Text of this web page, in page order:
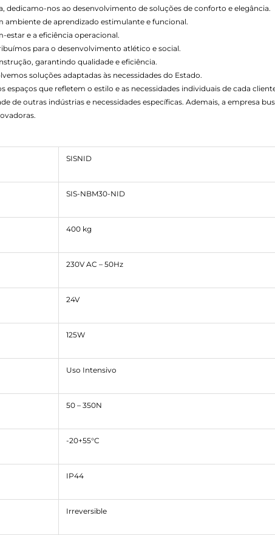
dedicamo-nos ao desenvolvimento de soluções de conforto e elegância.
ambiente de aprendizado estimulante e funcional.
estar e a eficiência operacional.
para o desenvolvimento atlético e social.
garantindo qualidade e eficiência.
soluções adaptadas às necessidades do Estado.
que refletem o estilo e as necessidades individuais de cada
de outras indústrias e necessidades específicas. Ademais, a empresa
SISNID
SIS-NBM30-NID
400 kg
230V AC – 50Hz
24V
125W
Uso Intensivo
50 – 350N
-20+55°C
IP44
Irreversible